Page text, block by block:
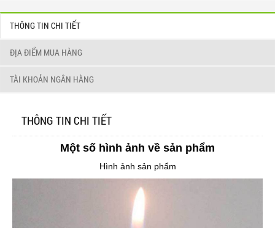
THÔNG TIN CHI TIẾT
ĐỊA ĐIỂM MUA HÀNG
TÀI KHOẢN NGÂN HÀNG
THÔNG TIN CHI TIẾT
Một số hình ảnh về sản phẩm
Hình ảnh sản phẩm